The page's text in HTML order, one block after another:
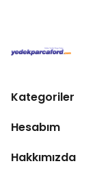
Kategoriler
Hesabım
Hakkımızda